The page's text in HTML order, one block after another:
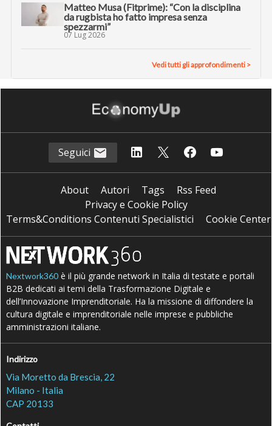
Matteo Musa (Fitprime): “Con la disciplina
da rugbista ho fatto impresa senza
spezzarmi”
07 Lug 2026
Vedi tutti gli approfondimenti >
Seguici
About Autori Tags
Rss Feed
Privacy e Cookie Policy
Terms&Conditions Contenuti Specialistici
Cookie Center
Nextwork360 è il più grande network in Italia di testate e portali
B2B dedicati ai temi della Trasformazione Digitale e
dell’Innovazione Imprenditoriale. Ha la missione di diffondere la
cultura digitale e imprenditoriale nelle imprese e pubbliche
amministrazioni italiane.
Indirizzo
Via Moretto da Brescia, 22
Milano - Italia
CAP 20133